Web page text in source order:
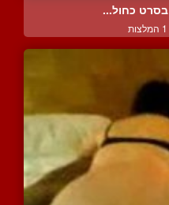
כחול...
1 המלצות